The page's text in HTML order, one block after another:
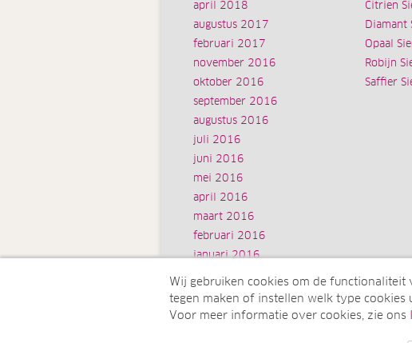
april 2018
augustus 2017
februari 2017
november 2016
oktober 2016
september 2016
augustus 2016
juli 2016
juni 2016
mei 2016
april 2016
maart 2016
februari 2016
januari 2016
Citrien
Diamant
Opaal
Robijn
Saffier
© Juwelo Deutschland GmbH (Een
Wij gebruiken cookies om de functionaliteit
tegen maken of instellen welk type cookies
Voor meer informatie over cookies, zie ons